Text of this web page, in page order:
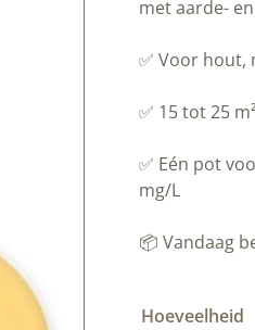
met aarde-
✅ Voor hout,
✅ 15 tot 25
✅ Eén pot
mg/L
📦 Vandaag
Hoeveelheid